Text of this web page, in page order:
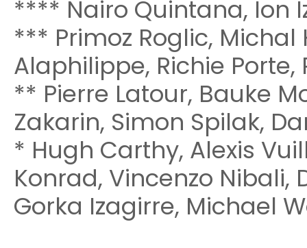
**** Nairo Quintana, Ion
*** Primoz Roglic,
Alaphilippe, Richie
** Pierre Latour, Bauke
Zakarin, Simon Spilak,
* Hugh Carthy, Alexis
Konrad, Vincenzo Nibali,
Gorka Izagirre, Michael